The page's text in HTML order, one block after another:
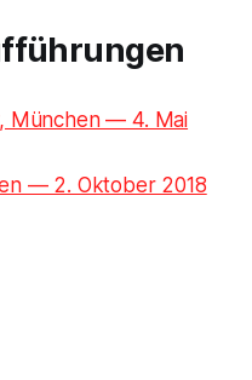
München — 4. Mai
— 2. Oktober 2018